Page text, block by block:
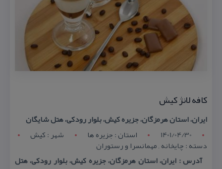
كافه لانژ كیش
ایران، استان هرمزگان، جزیره كیش، بلوار رودكی، هتل شایگان
1401/04/30
استان : جزیره ها شهر : كیش
دسته : چایخانه , مهمانسرا و رستوران
آدرس : ایران، استان هرمزگان، جزیره كیش، بلوار رودكی، هتل